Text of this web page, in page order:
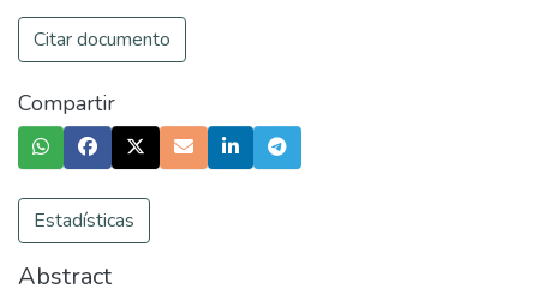
Citar documento
Compartir
Estadísticas
Abstract